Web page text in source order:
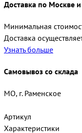
Доставка по Москве
Минимальная
Доставка
Узнать больше
Самовывоз со склада
МО, г. Раменское
Артикул
Характеристики